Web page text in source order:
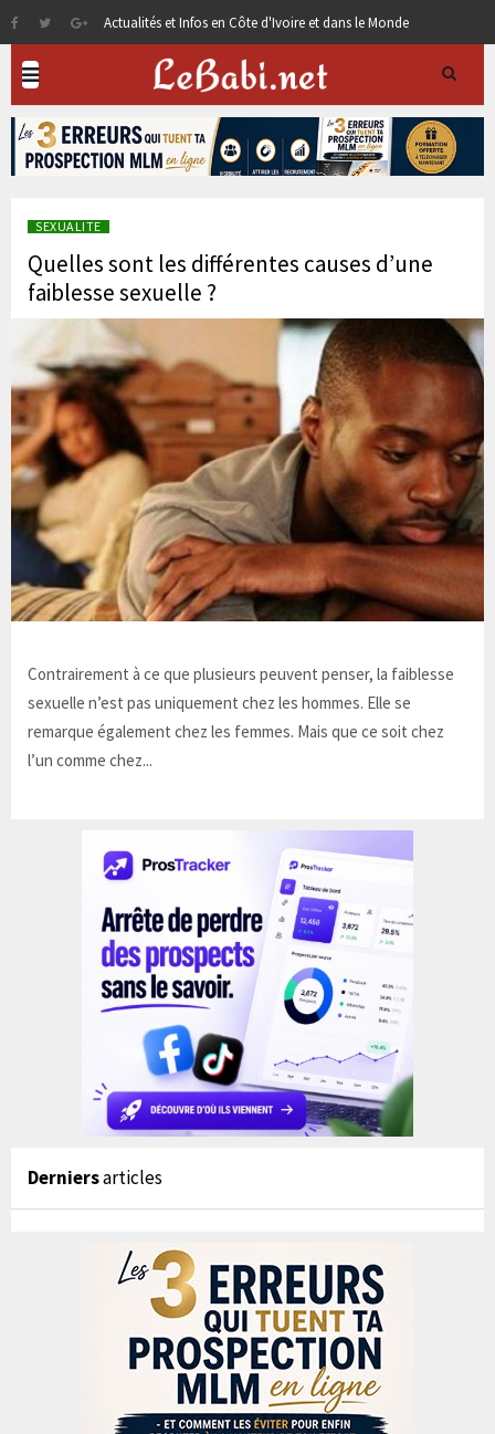
Actualités et Infos en Côte d'Ivoire et dans le Monde
SEXUALITE
Quelles sont les différentes causes d’une
faiblesse sexuelle ?
Contrairement à ce que plusieurs peuvent penser, la faiblesse
sexuelle n’est pas uniquement chez les hommes. Elle se
remarque également chez les femmes. Mais que ce soit chez
l’un comme chez...
Derniersarticles